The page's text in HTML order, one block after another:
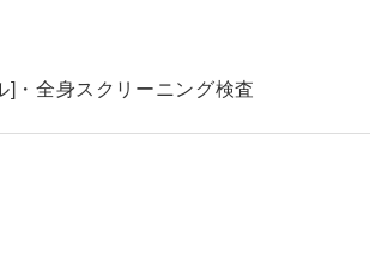
]・全身スクリーニング検査